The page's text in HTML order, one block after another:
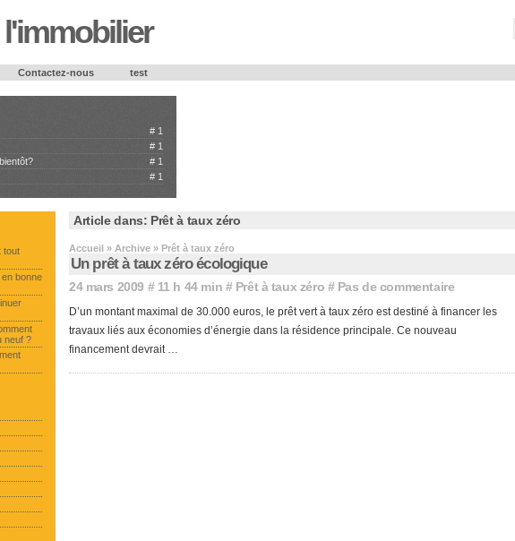
Contactez-nous test
# 1
# 1
# 1
# 1
Article dans: Prêt à taux zéro
Accueil » Archive » Prêt à taux zéro
Un prêt à taux zéro écologique
24 mars 2009 # 11 h 44 min # Prêt à taux zéro # Pas de commentaire
D’un montant maximal de 30.000 euros, le prêt vert à taux zéro est destiné à financer les
travaux liés aux économies d’énergie dans la résidence principale. Ce nouveau
financement devrait …
tout
bonne
neuf ?